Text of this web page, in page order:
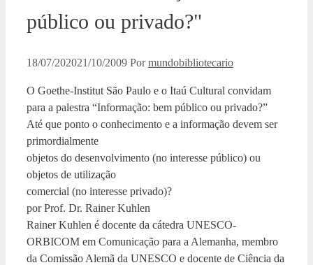
público ou privado?"
18/07/202021/10/2009 Pormundobibliotecario
O Goethe-Institut São Paulo e o Itaú Cultural convidam
para a palestra “Informação: bem público ou privado?”
Até que ponto o conhecimento e a informação devem ser
primordialmente
objetos do desenvolvimento (no interesse público) ou
objetos de utilização
comercial (no interesse privado)?
por Prof. Dr. Rainer Kuhlen
Rainer Kuhlen é docente da cátedra UNESCO-
ORBICOM em Comunicação para a Alemanha, membro
da Comissão Alemã da UNESCO e docente de Ciência da